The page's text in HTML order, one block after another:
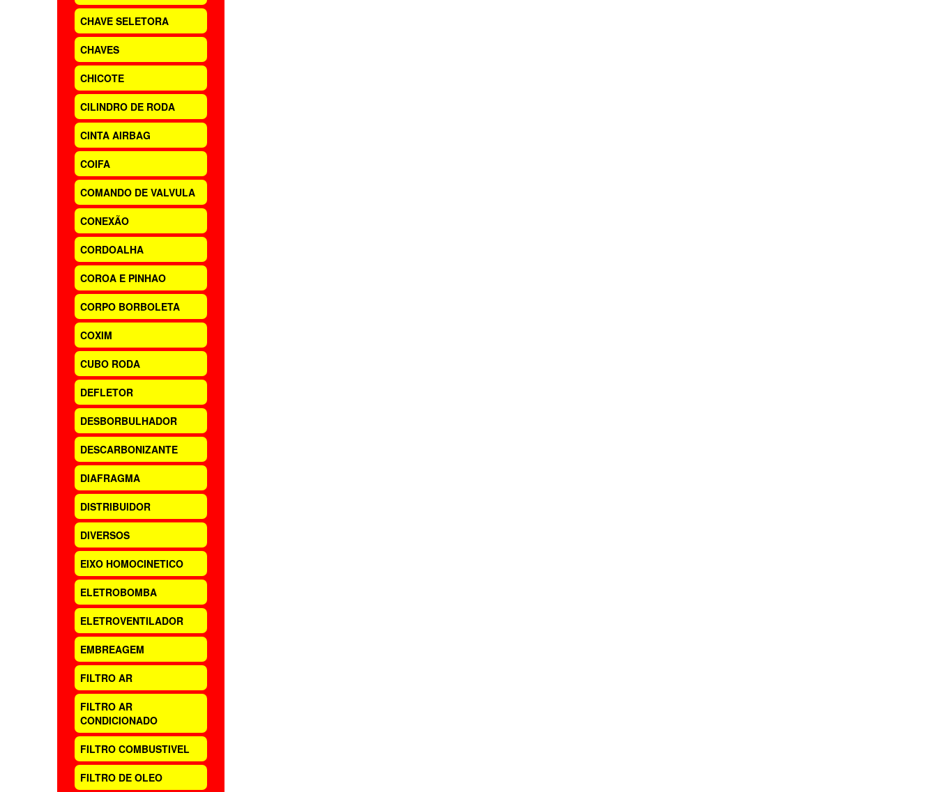
CHAVE SELETORA
CHAVES
CHICOTE
CILINDRO DE RODA
CINTA AIRBAG
COIFA
COMANDO DE VALVULA
CONEXÃO
CORDOALHA
COROA E PINHAO
CORPO BORBOLETA
COXIM
CUBO RODA
DEFLETOR
DESBORBULHADOR
DESCARBONIZANTE
DIAFRAGMA
DISTRIBUIDOR
DIVERSOS
EIXO HOMOCINETICO
ELETROBOMBA
ELETROVENTILADOR
EMBREAGEM
FILTRO AR
FILTRO AR
CONDICIONADO
FILTRO COMBUSTIVEL
FILTRO DE OLEO